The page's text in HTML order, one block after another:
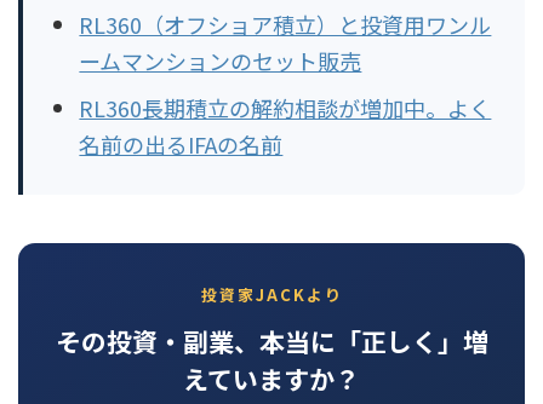
RL360（オフショア積立）と投資用ワンル
ームマンションのセット販売
RL360長期積立の解約相談が増加中。よく
名前の出るIFAの名前
投資家JACKより
その投資・副業、本当に「正しく」増
えていますか？